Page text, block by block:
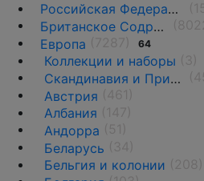
Российская Федерация(1992 г.-н.д.)
Британское Содружество
Европа
64
Коллекции и наборы
Скандинавия и Прибалтика
Австрия
Албания
Андорра
Беларусь
Бельгия и колонии